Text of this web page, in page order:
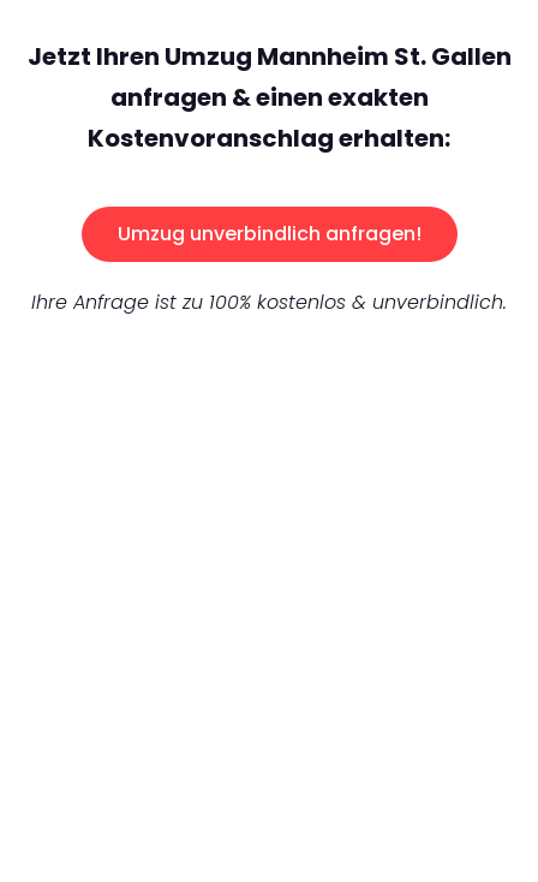
Jetzt Ihren Umzug Mannheim St. Gallen
anfragen & einen exakten
Kostenvoranschlag erhalten:
Umzug unverbindlich anfragen!
Ihre Anfrage ist zu 100% kostenlos & unverbindlich.